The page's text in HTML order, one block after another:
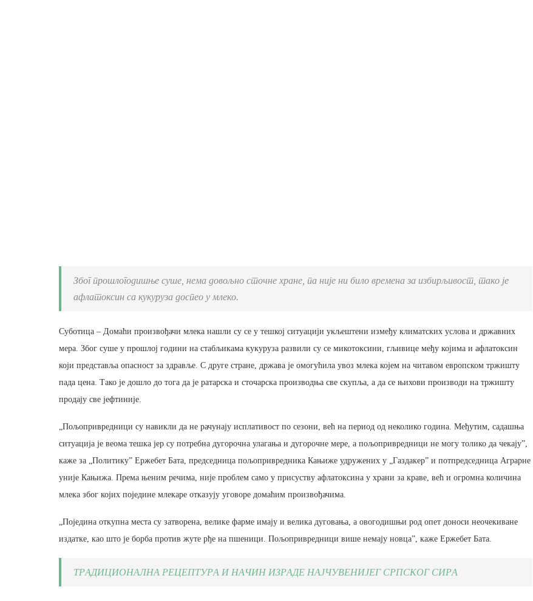
Због прошлогодишње суше, нема довољно сточне хране, па није ни било времена за избирљивост, тако је
афлатоксин са кукуруза доспео у млеко.
Суботица – Домаћи произвођачи млека нашли су се у тешкој ситуацији укљештени између климатских услова и државних
мера. Због суше у прошлој години на стабљикама кукуруза развили су се микотоксини, гљивице међу којима и афлатоксин
који представља опасност за здравље. С друге стране, држава је омогућила увоз млека којем на читавом европском тржишту
пада цена. Тако је дошло до тога да је ратарска и сточарска производња све скупља, а да се њихови производи на тржишту
продају све јефтиније.
„Пољопривредници су навикли да не рачунају исплативост по сезони, већ на период од неколико година. Међутим, садашња
ситуација је веома тешка јер су потребна дугорочна улагања и дугорочне мере, а пољопривредници не могу толико да чекају”,
каже за „Политику” Ержебет Бата, председница пољопривредника Кањиже удружених у „Газдакер” и потпредседница Аграрне
уније Кањижа. Према њеним речима, није проблем само у присуству афлатоксина у храни за краве, већ и огромна количина
млека због којих поједине млекаре отказују уговоре домаћим произвођачима.
„Поједина откупна места су затворена, велике фарме имају и велика дуговања, а овогодишњи род опет доноси неочекиване
издатке, као што је борба против жуте рђе на пшеници. Пољопривредници више немају новца”, каже Ержебет Бата.
ТРАДИЦИОНАЛНА РЕЦЕПТУРА И НАЧИН ИЗРАДЕ НАЈЧУВЕНИЈЕГ СРПСКОГ СИРА